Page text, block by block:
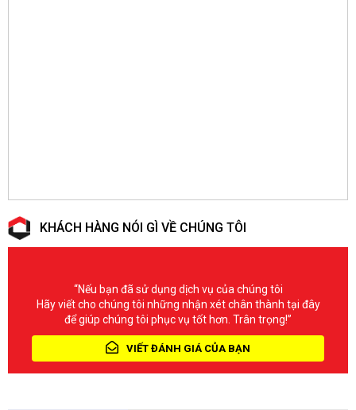
KHÁCH HÀNG NÓI GÌ VỀ CHÚNG TÔI
“Nếu bạn đã sử dụng dịch vụ của chúng tôi
Hãy viết cho chúng tôi những nhận xét chân thành tại đây
để giúp chúng tôi phục vụ tốt hơn. Trân trọng!”
VIẾT ĐÁNH GIÁ CỦA BẠN